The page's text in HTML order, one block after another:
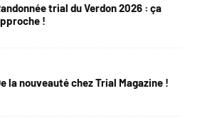
trial du Verdon 2026 : ça
!
la nouveauté chez Trial Magazine !